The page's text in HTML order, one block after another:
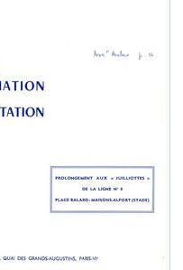
1991)
de la RATP (1974-1982)
1932)
française pour
...)